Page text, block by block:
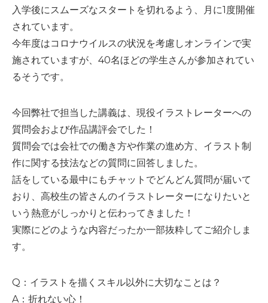
入学後にスムーズなスタートを切れるよう、月に1度開催
されています。
今年度はコロナウイルスの状況を考慮しオンラインで実
施されていますが、40名ほどの学生さんが参加されてい
るそうです。
今回弊社で担当した講義は、現役イラストレーターへの
質問会および作品講評会でした！
質問会では会社での働き方や作業の進め方、イラスト制
作に関する技法などの質問に回答しました。
話をしている最中にもチャットでどんどん質問が届いて
おり、高校生の皆さんのイラストレーターになりたいと
いう熱意がしっかりと伝わってきました！
実際にどのような内容だったか一部抜粋してご紹介しま
す。
Q：イラストを描くスキル以外に大切なことは？
A：折れない心！